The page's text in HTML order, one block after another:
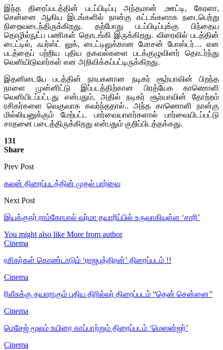
இந்த திரைப்படத்தின் படப்பிடிப்பு அந்தமான் ,ஊட்டி, கேரளா,
சென்னை ஆகிய இடங்களில் நான்கு கட்டங்களாக நடைபெற்று
நிறைவடைந்திருக்கிறது. தற்போது படப்பிடிப்புக்கு பிந்தைய
தொழில்நுட்ப பணிகள் தொடங்கி இருக்கிறது. விரைவில் படத்தின்
டைட்டில், ஃபர்ஸ்ட் லுக், டைட்டிலுக்கான மோசன் போஸ்டர்… என
படத்தைப் பற்றிய புதிய தகவல்களை படக்குழுவினர் தொடர்ந்து
வெளியிடுவார்கள் என அறிவிக்கப்பட்டிருக்கிறது.
இதனிடையே படத்தின் நாயகனான நடிகர் சூர்யாவின் பிறந்த
நாளை முன்னிட்டு இப்படத்திற்கான பிரத்யேக காணொளி
வெளியிடப்பட்டது என்பதும், அதில் நடிகர் சூர்யாவின் தோற்றம்
ரசிகர்களை வெகுவாக கவர்ந்ததால்.. அந்த காணொளி நான்கு
மில்லியனுக்கும் மேற்பட்ட பார்வையாளர்களால் பார்வையிடப்பட்டு
சாதனை படைத்திருக்கிறது என்பதும் குறிப்பிடத்தக்கது.‌
131
Share
Prev Post
கலன் திரைப்படத்தின் முதல் பார்வை
Next Post
இயக்குநர் ராம்கோபால் வர்மா தயாரிப்பில் உருவாகியுள்ள ‘சாரி’
You might also like More from author
Cinema
ரசிகர்கள் கொண்டாடும் ‘ராஜபுத்திரன்’ திரைப்படம் !!
Cinema
ரிலீசுக்கு தயாராகும் புதிய திரில்லர் திரைப்படம் “தென் சென்னை”
Cinema
மெசேஜ் மூலம் உயிரை காப்பாற்றும் திரைப்படம் ‘மெஸன்ஜர்’
Cinema